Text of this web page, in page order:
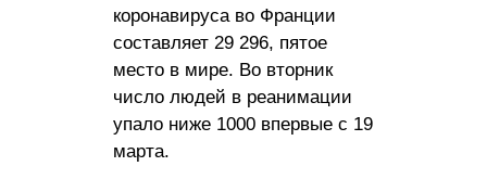
коронавируса во Франции
составляет 29 296, пятое
место в мире. Во вторник
число людей в реанимации
упало ниже 1000 впервые с 19
марта.